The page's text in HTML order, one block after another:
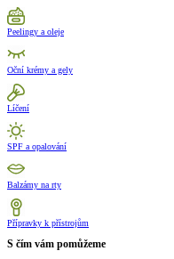
Peelingy a oleje
Oční krémy a gely
Líčení
SPF a opalování
Balzámy na rty
Přípravky k přístrojům
S čím vám pomůžeme